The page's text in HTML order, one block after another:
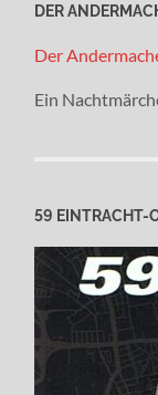
DER
Der
Ein
59 EINTRACHT-